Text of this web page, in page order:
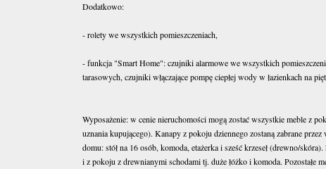
Dodatkowo:
- rolety we wszystkich pomieszczeniach,
- funkcja "Smart Home": czujniki alarmowe we wszystkich
tarasowych, czujniki włączające pompę ciepłej wody w łazienkach na
Wyposażenie: w cenie nieruchomości mogą zostać wszystkie meble z
uznania kupującego). Kanapy z pokoju dziennego zostaną zabrane
domu: stół na 16 osób, komoda, etażerka i sześć krzeseł (drewno/
i z pokoju z drewnianymi schodami tj. duże łóżko i komoda. Pozostałe